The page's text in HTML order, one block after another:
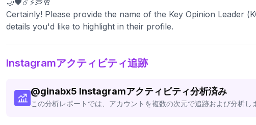
🌙🖤☄️⚡️💭🥂
Certainly! Please provide the name of the Key Opinion Leader
details you'd like to highlight in their profile.
Instagramアクティビティ追跡
@ginabx5 Instagramアクティビティ分析済み
この分析レポートでは、アカウントを複数の次元で追跡および分析し